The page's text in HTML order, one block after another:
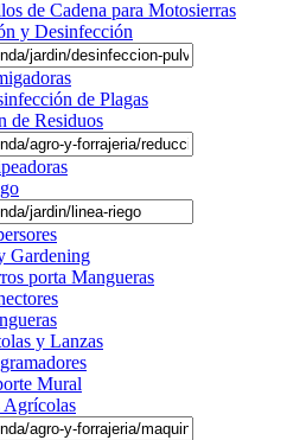
de Cadena para Motosierras
y Desinfección
de Plagas
de Residuos
Gardening
porta Mangueras
y Lanzas
Mural
Agrícolas